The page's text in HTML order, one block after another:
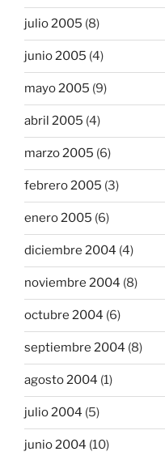
julio 2005 (8)
junio 2005 (4)
mayo 2005 (9)
abril 2005 (4)
marzo 2005 (6)
febrero 2005 (3)
enero 2005 (6)
diciembre 2004 (4)
noviembre 2004 (8)
octubre 2004 (6)
septiembre 2004 (8)
agosto 2004 (1)
julio 2004 (5)
junio 2004 (10)